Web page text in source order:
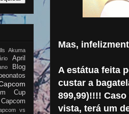
Mas,
A estátua feita
custar a
899,99)!!!! Caso
vista, terá um
Akuma
April
Blog
Cup
Capcom
vs